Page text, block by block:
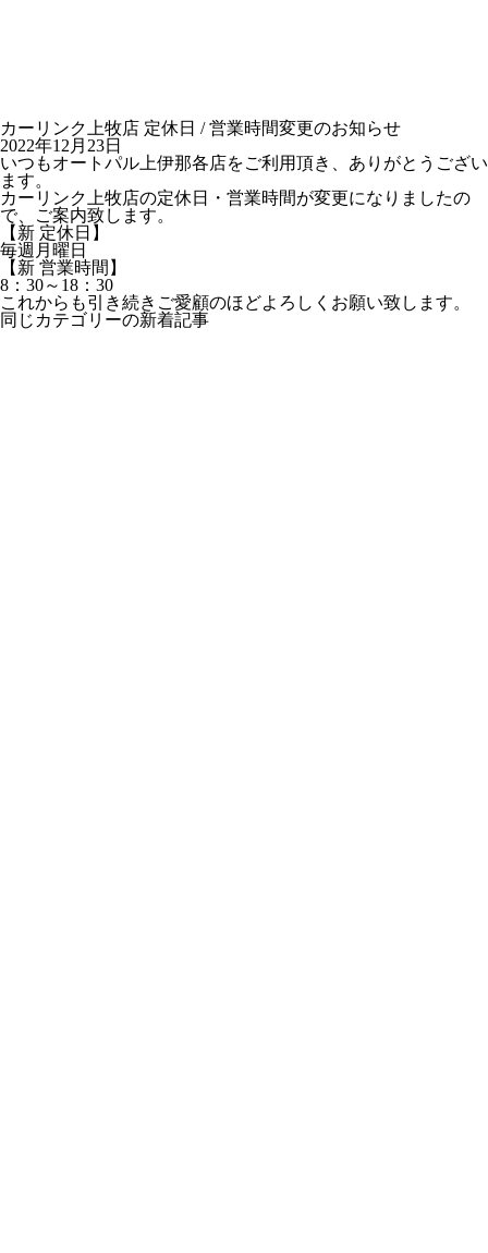
カーリンク上牧店 定休日 / 営業時間変更のお知らせ
2022年12月23日
いつもオートパル上伊那各店をご利用頂き、ありがとうござい
ます。
カーリンク上牧店の定休日・営業時間が変更になりましたの
で、ご案内致します。
【新 定休日】
毎週月曜日
【新 営業時間】
8：30～18：30
これからも引き続きご愛顧のほどよろしくお願い致します。
同じカテゴリーの新着記事